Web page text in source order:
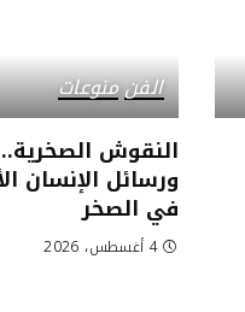
الفنمنوعات
النقوش
ورسائل الإنسان
في الصخر
4 أغسطس، 2026